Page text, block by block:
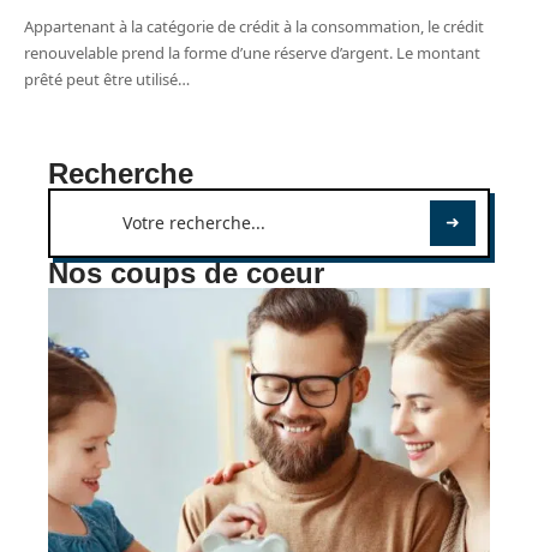
Appartenant à la catégorie de crédit à la consommation, le crédit
renouvelable prend la forme d’une réserve d’argent. Le montant
prêté peut être utilisé…
Recherche
Nos coups de coeur